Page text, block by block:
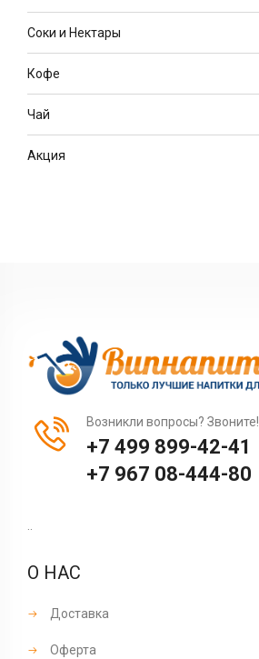
Соки и Нектары
Кофе
Чай
Акция
Возникли вопросы? Звоните!
+7 499 899-42-41
+7 967 08-444-80
..
О НАС
Доставка
Оферта